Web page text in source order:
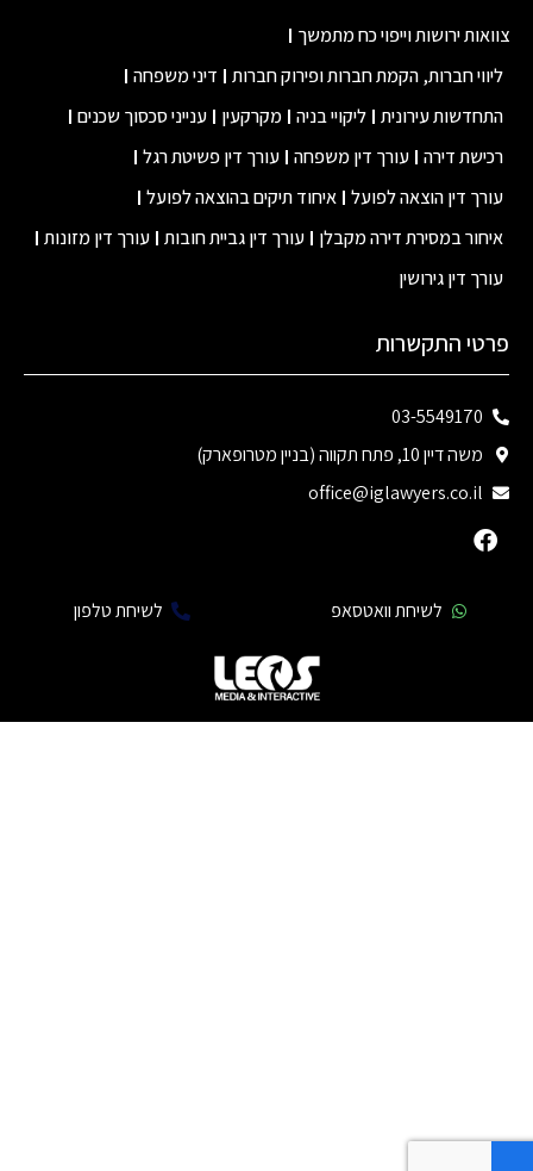
ירושות וייפוי כח מתמשך
חברות, הקמת חברות ופירוק חברות דיני משפחה
עירונית ליקויי בניה מקרקעין ענייני סכסוך שכנים
דירה עורך דין משפחה עורך דין פשיטת רגל
דין הוצאה לפועל איחוד תיקים בהוצאה לפועל
במסירת דירה מקבלן עורך דין גביית חובות
עורך דין מזונות
דין גירושין
התקשרות
03-5549170
משה דיין 10, פתח תקווה (בניין מטרופארק)
office@iglawyers.co.il
לשיחת וואטסאפ לשיחת טלפון